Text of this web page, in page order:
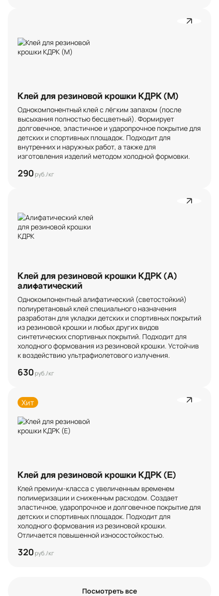
Клей для резиновой крошки КДРК (М)
Однокомпонентный клей с лёгким запахом (после
высыхания полностью бесцветный). Формирует
долговечное, эластичное и ударопрочное покрытие для
детских и спортивных площадок. Подходит для
внутренних и наружных работ, а также для
изготовления изделий методом холодной формовки.
290руб./кг
Клей для резиновой крошки КДРК (А)
алифатический
Однокомпонентный алифатический (светостойкий)
полиуретановый клей специального назначения
разработан для укладки детских и спортивных покрытий
из резиновой крошки и любых других видов
синтетических спортивных покрытий. Подходит для
холодного формования из резиновой крошки. Устойчив
к воздействию ультрафиолетового излучения.
630руб./кг
Хит
Клей для резиновой крошки КДРК (Е)
Клей премиум-класса с увеличенным временем
полимеризации и сниженным расходом. Создает
эластичное, ударопрочное и долговечное покрытие для
детских и спортивных площадок. Подходит для
холодного формования из резиновой крошки.
Отличается повышенной износостойкостью.
320руб./кг
Посмотреть все